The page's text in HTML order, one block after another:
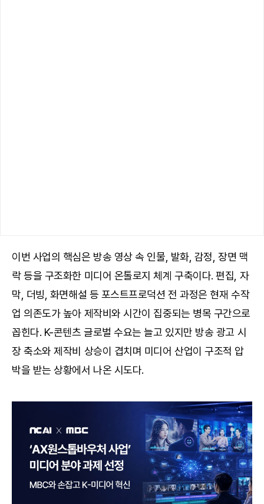
이번 사업의 핵심은 방송 영상 속 인물, 발화, 감정, 장면 맥
락 등을 구조화한 미디어 온톨로지 체계 구축이다. 편집, 자
막, 더빙, 화면해설 등 포스트프로덕션 전 과정은 현재 수작
업 의존도가 높아 제작비와 시간이 집중되는 병목 구간으로
꼽힌다. K-콘텐츠 글로벌 수요는 늘고 있지만 방송 광고 시
장 축소와 제작비 상승이 겹치며 미디어 산업이 구조적 압
박을 받는 상황에서 나온 시도다.